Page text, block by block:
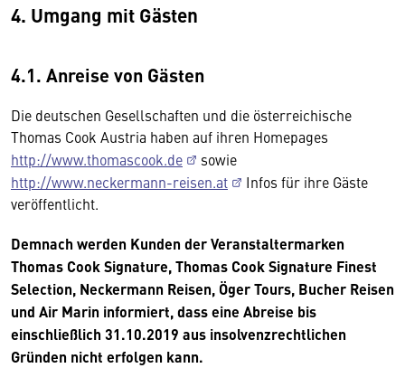
4. Umgang mit Gästen
4.1. Anreise von Gästen
Die deutschen Gesellschaften und die österreichische
Thomas Cook Austria haben auf ihren Homepages
http://www.thomascook.de
sowie
http://www.neckermann-reisen.at
Infos für ihre Gäste
veröffentlicht.
Demnach werden Kunden der Veranstaltermarken
Thomas Cook Signature, Thomas Cook Signature Finest
Selection, Neckermann Reisen, Öger Tours, Bucher Reisen
und Air Marin informiert, dass eine Abreise bis
einschließlich 31.10.2019 aus insolvenzrechtlichen
Gründen nicht erfolgen kann.